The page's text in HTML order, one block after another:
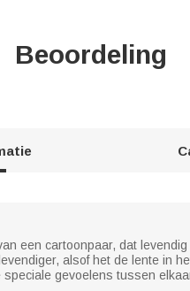
Beoordeling
een cartoonpaar, dat
alsof het de lente in
gevoelens tussen